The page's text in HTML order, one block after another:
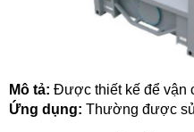
Mô tả: Được thiết kế để vận
Ứng dụng: Thường được